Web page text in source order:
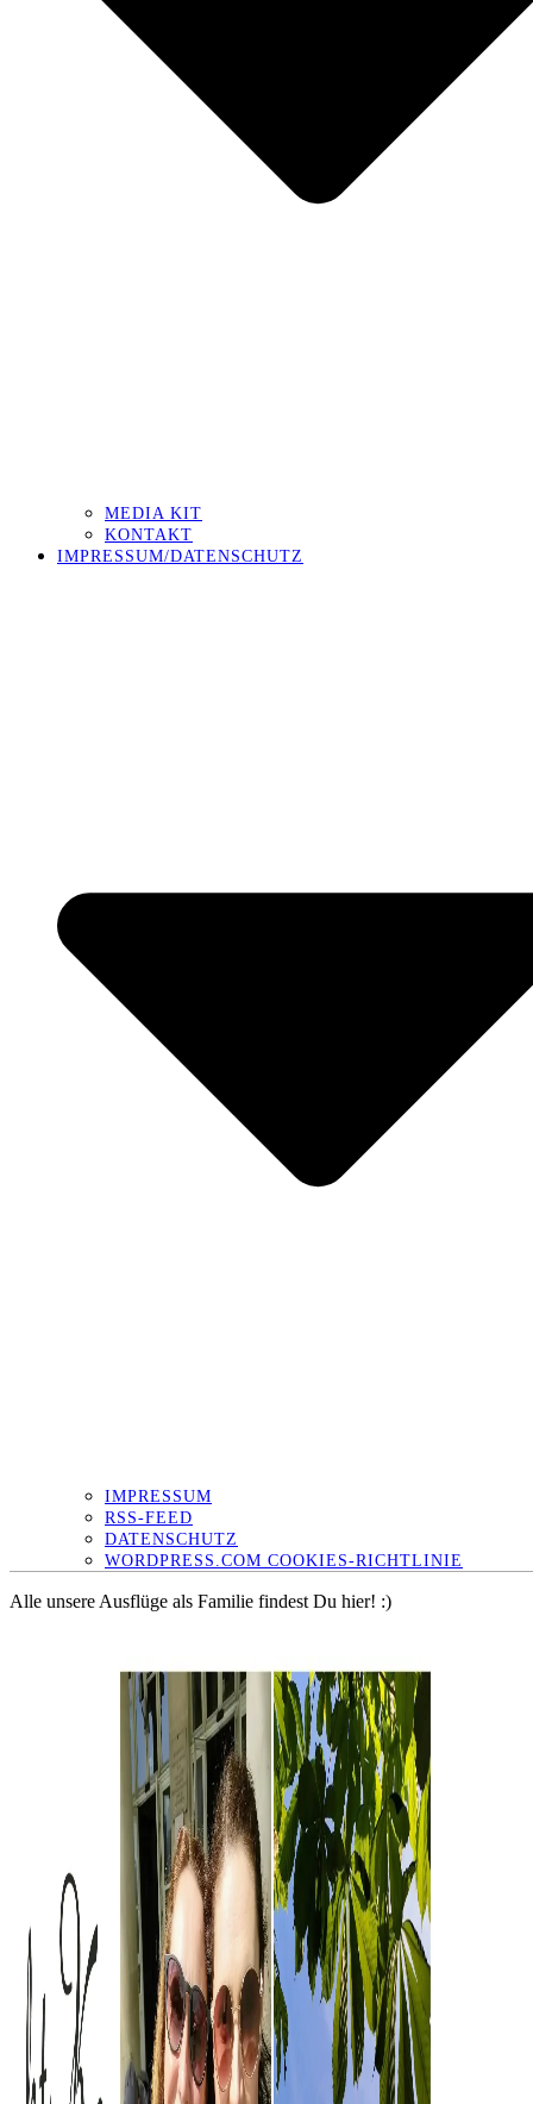
MEDIA KIT
KONTAKT
IMPRESSUM/DATENSCHUTZ
IMPRESSUM
RSS-FEED
DATENSCHUTZ
WORDPRESS.COM COOKIES-RICHTLINIE
Alle unsere Ausflüge als Familie findest Du hier! :)